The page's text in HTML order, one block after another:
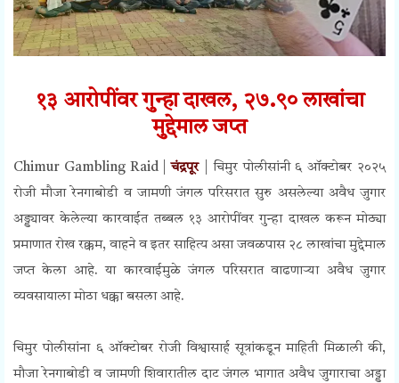
१३ आरोपींवर गुन्हा दाखल, २७.९० लाखांचा
मुद्देमाल जप्त
Chimur Gambling Raid |चंद्रपूर| चिमुर पोलीसांनी ६ ऑक्टोबर २०२५
रोजी मौजा रेनगाबोडी व जामणी जंगल परिसरात सुरु असलेल्या अवैध जुगार
अड्ड्यावर केलेल्या कारवाईत तब्बल १३ आरोपींवर गुन्हा दाखल करून मोठ्या
प्रमाणात रोख रक्कम, वाहने व इतर साहित्य असा जवळपास २८ लाखांचा मुद्देमाल
जप्त केला आहे. या कारवाईमुळे जंगल परिसरात वाढणाऱ्या अवैध जुगार
व्यवसायाला मोठा धक्का बसला आहे.
चिमुर पोलीसांना ६ ऑक्टोबर रोजी विश्वासार्ह सूत्रांकडून माहिती मिळाली की,
मौजा रेनगाबोडी व जामणी शिवारातील दाट जंगल भागात अवैध जुगाराचा अड्डा